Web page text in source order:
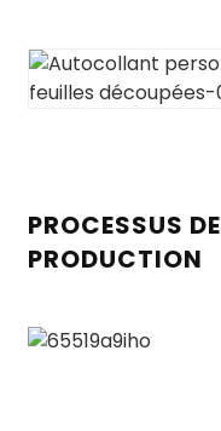
PROCESSUS DE
PRODUCTION